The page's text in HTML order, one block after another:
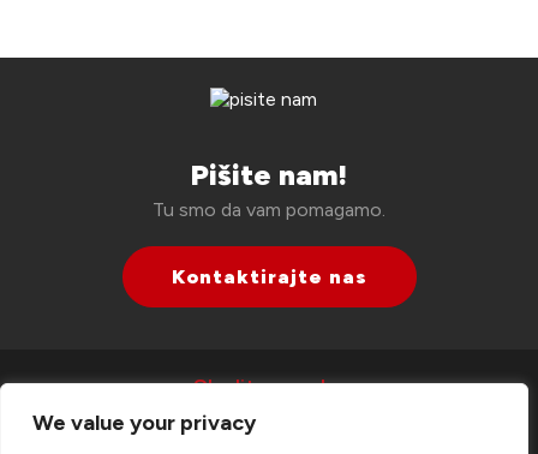
We value your privacy
Pišite nam!
Tu smo da vam pomagamo.
Kontaktirajte nas
Sledite nam!